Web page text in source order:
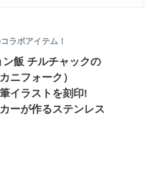
ラボアイテム！
ン飯 チルチャックの
ニフォーク）
イラストを刻印!
ーが作るステンレス